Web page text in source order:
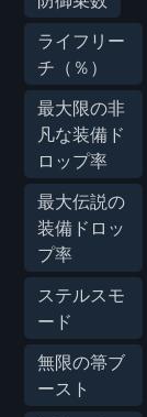
ライフリー
チ（％）
最大限の非
凡な装備ド
ロップ率
最大伝説の
装備ドロッ
プ率
ステルスモ
ード
無限の箒ブ
ースト